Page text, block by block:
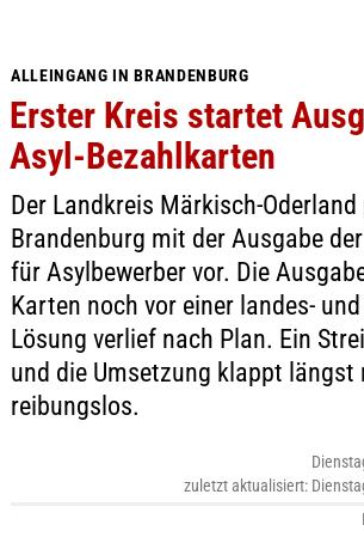
ALLEINGANG IN BRANDENBURG
Erster Kreis startet
Asyl-Bezahlkarten
Der Landkreis Märkisch-
Brandenburg mit der Ausgabe
für Asylbewerber vor. Die
Karten noch vor einer landes-
Lösung verlief nach Plan. Ein
und die Umsetzung klappt längst
reibungslos.
zuletzt aktualisiert: